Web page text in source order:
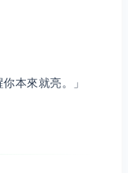
本來就亮。」